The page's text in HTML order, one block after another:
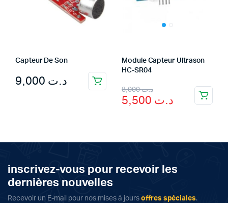
Capteur De Son
د.ت
Module Capteur Ultrason
HC-SR04
د.ت8,000
Original
price
د.ت 8,000.
د.ت
Current
price
د.ت 5,500.
inscrivez-vous pour recevoir les
dernières nouvelles
Recevoir un E-mail pour nos mises à jours offres spéciales.